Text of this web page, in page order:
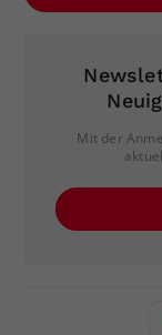
Mit der